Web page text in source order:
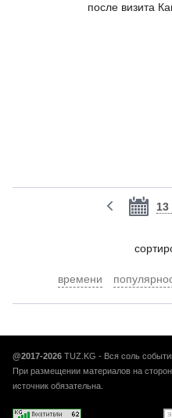
после визита
времени
@2017-2026 TUZ.KG - Вся соль
При размещении материалов на
источник обязательна.